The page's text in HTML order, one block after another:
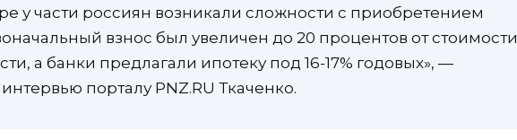
у части россиян возникали сложности с приобретением
взнос был увеличен до 20 процентов от стоимости
а банки предлагали ипотеку под 16-17% годовых», —
порталу PNZ.RU Ткаченко.